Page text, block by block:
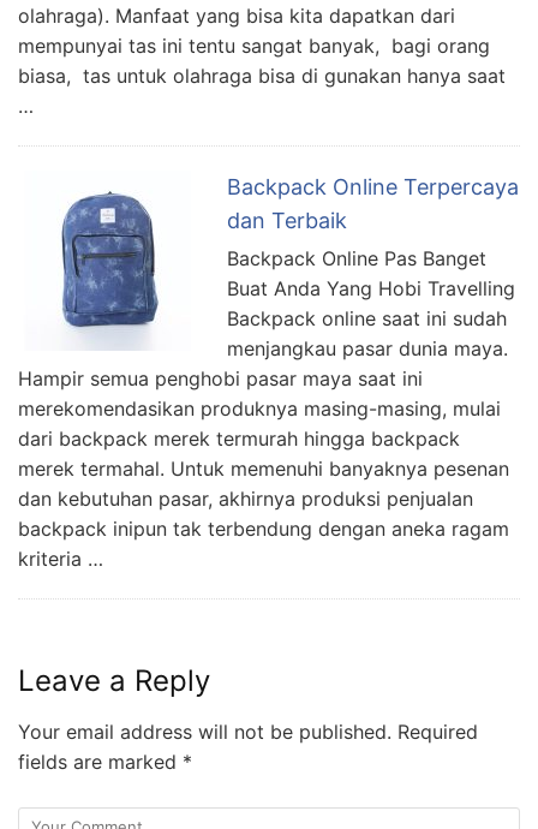
olahraga). Manfaat yang bisa kita dapatkan dari
mempunyai tas ini tentu sangat banyak, bagi orang
biasa, tas untuk olahraga bisa di gunakan hanya saat
…
Backpack Online Terpercaya
dan Terbaik
Backpack Online Pas Banget
Buat Anda Yang Hobi Travelling
Backpack online saat ini sudah
menjangkau pasar dunia maya.
Hampir semua penghobi pasar maya saat ini
merekomendasikan produknya masing-masing, mulai
dari backpack merek termurah hingga backpack
merek termahal. Untuk memenuhi banyaknya pesenan
dan kebutuhan pasar, akhirnya produksi penjualan
backpack inipun tak terbendung dengan aneka ragam
kriteria …
Leave a Reply
Your email address will not be published. Required
fields are marked *